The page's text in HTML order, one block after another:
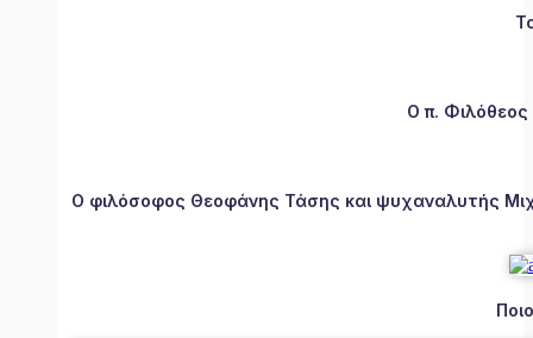
Ο π.
Ο φιλόσοφος Θεοφάνης Τάσης και ψυχαναλυτής